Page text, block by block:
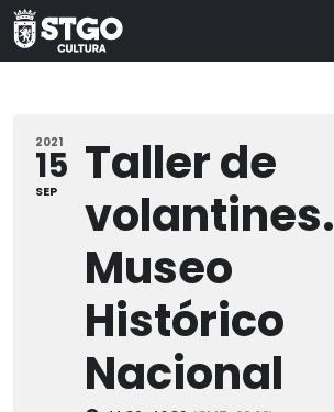
2021
15
SEP
Taller de
volantines.
Museo
Histórico
Nacional